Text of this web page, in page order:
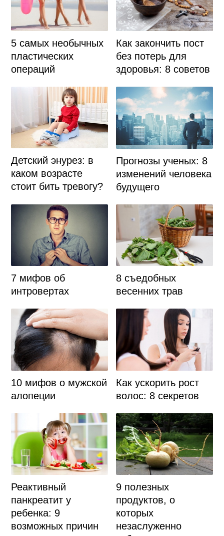
5 самых необычных
пластических
операций
Как закончить пост
без потерь для
здоровья: 8 советов
Детский энурез: в
каком возрасте
стоит бить тревогу?
Прогнозы ученых: 8
изменений человека
будущего
7 мифов об
интровертах
8 съедобных
весенних трав
10 мифов о мужской
алопеции
Как ускорить рост
волос: 8 секретов
Реактивный
панкреатит у
ребенка: 9
возможных причин
9 полезных
продуктов, о
которых
незаслуженно